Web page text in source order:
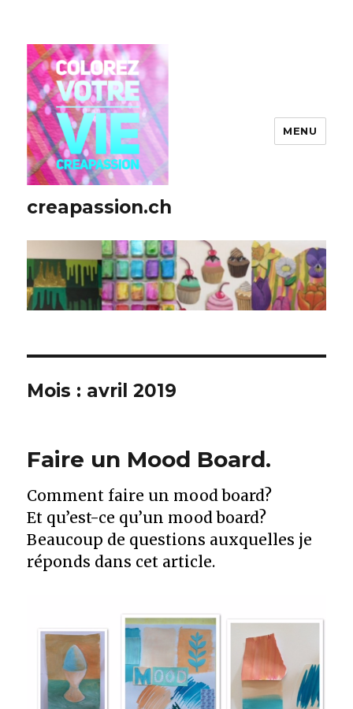
creapassion.ch
MENU
Mois : avril 2019
Faire un Mood Board.
Comment faire un mood board?
Et qu’est-ce qu’un mood board?
Beaucoup de questions auxquelles je
réponds dans cet article.